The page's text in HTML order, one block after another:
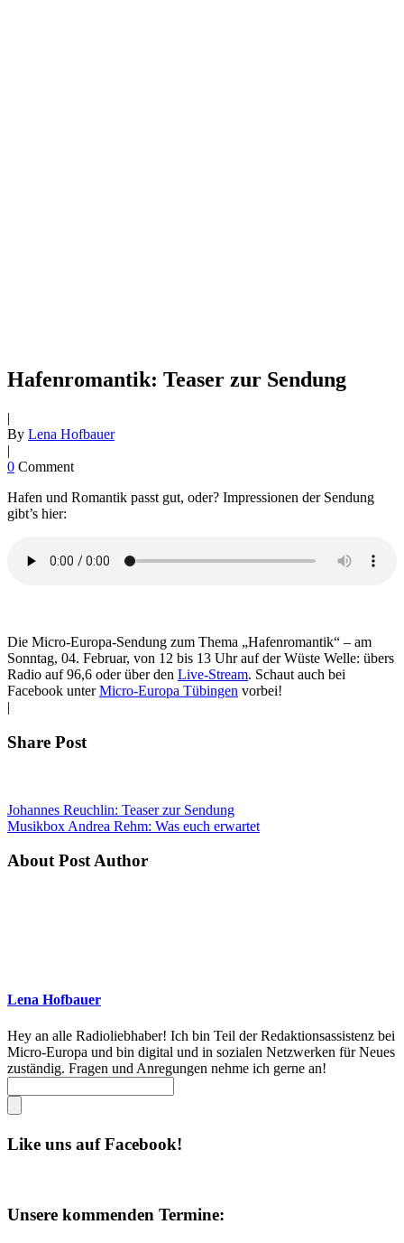
Hafenromantik: Teaser zur Sendung
|
By Lena Hofbauer
|
0 Comment
Hafen und Romantik passt gut, oder? Impressionen der Sendung
gibt’s hier:
Die Micro-Europa-Sendung zum Thema „Hafenromantik“ – am
Sonntag, 04. Februar, von 12 bis 13 Uhr auf der Wüste Welle: übers
Radio auf 96,6 oder über den Live-Stream. Schaut auch bei
Facebook unterMicro-Europa Tübingen vorbei!
|
Share Post
Johannes Reuchlin: Teaser zur Sendung
Musikbox Andrea Rehm: Was euch erwartet
About Post Author
Lena Hofbauer
Hey an alle Radioliebhaber! Ich bin Teil der Redaktionsassistenz bei
Micro-Europa und bin digital und in sozialen Netzwerken für Neues
zuständig. Fragen und Anregungen nehme ich gerne an!
Like uns auf Facebook!
Unsere kommenden Termine: